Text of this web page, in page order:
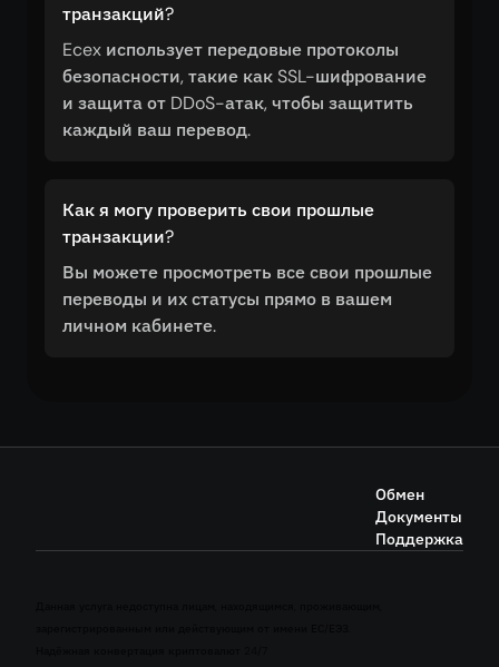
транзакций?
Ecex использует передовые протоколы
безопасности, такие как SSL-шифрование
и защита от DDoS-атак, чтобы защитить
каждый ваш перевод.
Как я могу проверить свои прошлые
транзакции?
Вы можете просмотреть все свои прошлые
переводы и их статусы прямо в вашем
личном кабинете.
Обмен
Документы
Поддержка